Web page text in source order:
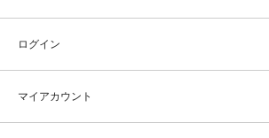
ログイン
マイアカウント